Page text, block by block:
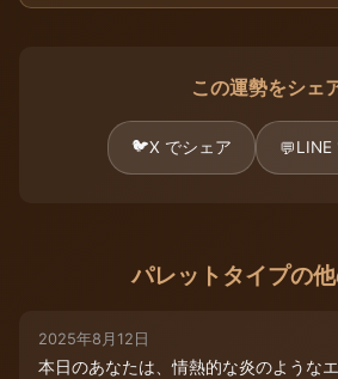
この運勢をシェ
🐦X でシェア 💬LINE
パレットタイプの
2025年8月12日
本日のあなたは、情熱的な炎のような